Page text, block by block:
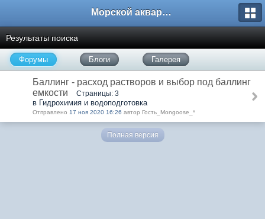
Морской аквариум. Форумы ReefCentral.ru
Результаты поиска
Форумы Блоги Галерея
Баллинг - расход растворов и выбор под баллинг
емкости
Страницы: 3
в Гидрохимия и водоподготовка
Отправлено 17 ноя 2020 16:26 автор Гость_Mongoose_*
Полная версия